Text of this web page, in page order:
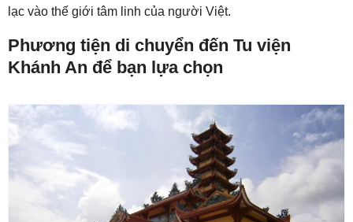
lạc vào thế giới tâm linh của người Việt.
Phương tiện di chuyển đến Tu viện
Khánh An để bạn lựa chọn